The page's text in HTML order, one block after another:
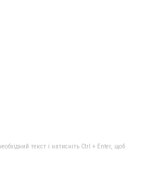
текст і натисніть Ctrl + Enter, щоб